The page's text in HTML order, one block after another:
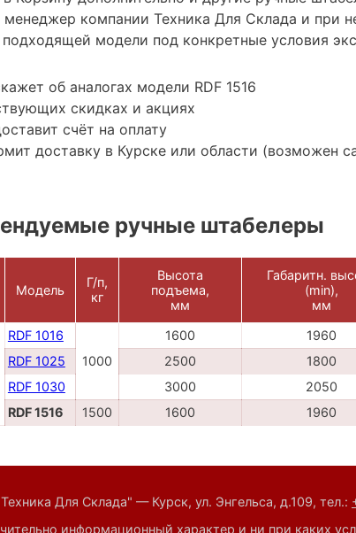
менеджер компании Техника Для Склада и при
подходящей модели под конкретные условия
об аналогах модели RDF 1516
скидках и акциях
счёт на оплату
доставку в Курске или области (возможен
ручные штабелеры
Модель
Г/п,
кг
Высота
подъема,
мм
Габаритн.
(min),
мм
RDF 1016
1000
1600 1960
RDF 1025
2500 1800
RDF 1030
3000 2050
RDF 1516
1500 1600 1960
Для Склада" — Курск, ул. Энгельса, д.109, тел.:
информационный характер и ни при каких